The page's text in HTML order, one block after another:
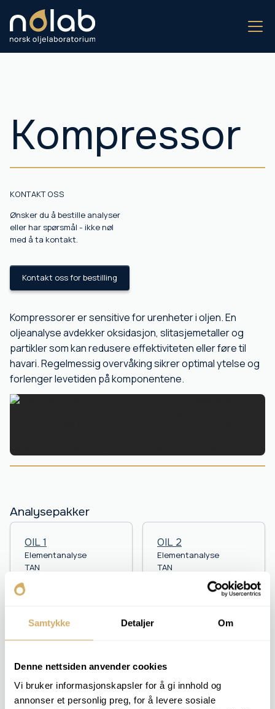
Samtykke Detaljer Om
Denne nettsiden anvender cookies
Vi bruker informasjonskapsler for å gi innhold og
annonser et personlig preg, for å levere sosiale
Kompressor
Kompressorer er sensitive for urenheter i oljen. En
oljeanalyse avdekker oksidasjon, slitasjemetaller og
partikler som kan redusere effektiviteten eller føre til
havari. Regelmessig overvåking sikrer optimal ytelse og
forlenger levetiden på komponentene.
KONTAKT OSS
Ønsker du å bestille analyser
eller har spørsmål - ikke nøl
med å ta kontakt.
Kontakt oss for bestilling
Analysepakker
OIL 1
Elementanalyse
TAN
Antiwear
Vanninnhold [%]
OIL 2
Elementanalyse
TAN
Viskositet v 40
Viskositet v 100
Vanninnhold [%]